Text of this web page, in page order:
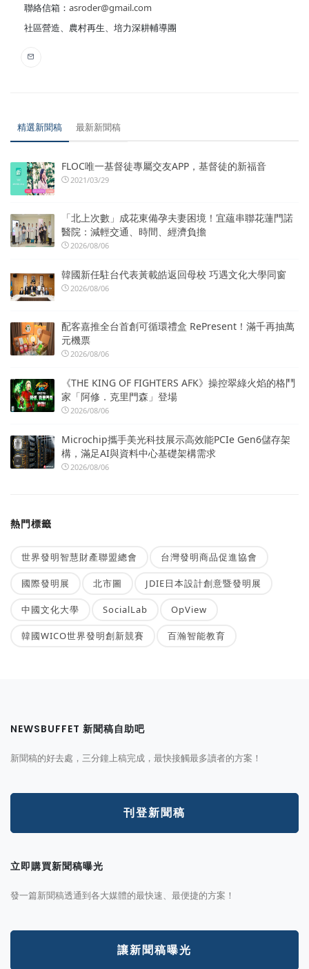
聯絡信箱： asroder@gmail.com
社區營造、農村再生、培力深耕輔導團
精選新聞稿 最新新聞稿
FLOC唯一基督徒專屬交友APP，基督徒的新福音
2021/03/29
「北上次數」成花東備孕夫妻困境！宜蘊串聯花蓮門諾
醫院：減輕交通、時間、經濟負擔
2026/08/06
韓國新任駐台代表黃載皓返回母校 巧遇文化大學同窗
2026/08/06
配客嘉推全台首創可循環禮盒 RePresent！滿千再抽萬
元機票
2026/08/06
《THE KING OF FIGHTERS AFK》操控翠綠火焰的格鬥
家「阿修．克里門森」登場
2026/08/06
Microchip攜手美光科技展示高效能PCIe Gen6儲存架
構，滿足AI與資料中心基礎架構需求
2026/08/06
熱門標籤
世界發明智慧財產聯盟總會 台灣發明商品促進協會
國際發明展 北市圖 JDIE日本設計創意暨發明展
中國文化大學 SocialLab OpView
韓國WICO世界發明創新競賽 百瀚智能教育
NEWSBUFFET 新聞稿自助吧
新聞稿的好去處，三分鐘上稿完成，最快接觸最多讀者的方案！
刊登新聞稿
立即購買新聞稿曝光
發一篇新聞稿透通到各大媒體的最快速、最便捷的方案！
讓新聞稿曝光